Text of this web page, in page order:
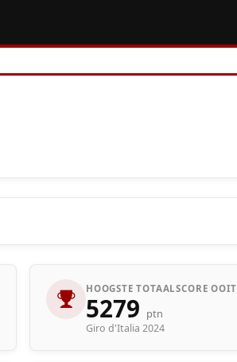
HOOGSTE TOTAALSCORE OOIT
5279 ptn
Giro d'Italia 2024